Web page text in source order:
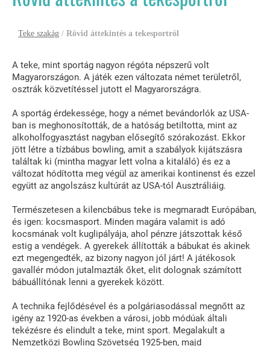
Teke szakág / Rövid áttekintés a tekesportról
A teke, mint sportág nagyon régóta népszerű volt
Magyarországon. A játék ezen változata német területről,
osztrák közvetítéssel jutott el Magyarországra.
A sportág érdekessége, hogy a német bevándorlók az USA-
ban is meghonosították, de a hatóság betiltotta, mint az
alkoholfogyasztást nagyban elősegítő szórakozást. Ekkor
jött létre a tízbábus bowling, amit a szabályok kijátszásra
találtak ki (mintha magyar lett volna a kitaláló) és ez a
változat hódította meg végül az amerikai kontinenst és ezzel
együtt az angolszász kultúrát az USA-tól Ausztráliáig.
Természetesen a kilencbábus teke is megmaradt Európában,
és igen: kocsmasport. Minden magára valamit is adó
kocsmának volt kuglipályája, ahol pénzre játszottak késő
estig a vendégek. A gyerekek állították a bábukat és akinek
ezt megengedték, az bizony nagyon jól járt! A játékosok
gavallér módon jutalmazták őket, elit dolognak számított
bábuállítónak lenni a gyerekek között.
A technika fejlődésével és a polgáriasodással megnőtt az
igény az 1920-as években a városi, jobb módúak általi
tekézésre és elindult a teke, mint sport. Megalakult a
Nemzetközi Bowling Szövetség 1925-ben, majd